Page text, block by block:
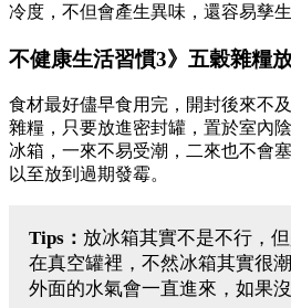
冷度，不但會產生異味，還容易孳生
不健康生活習慣3》五穀雜糧
食材最好儘早食用完，開封後來不
雜糧，只要放進密封罐，置於室內
冰箱，一來不易受潮，二來也不會
以至放到過期發霉。
Tips： 放冰箱其實不是不行，
在真空罐裡，不然冰箱其實很
外面的水氣會一直進來，如果